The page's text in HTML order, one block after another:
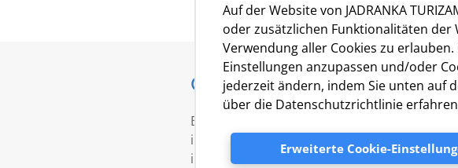
Osor
Eine Stadt aus der Antike, die sich in Zeiten,
intensiv Küstenschifffahrt betrieben wurde,
ihres vor Winden geschützten Hafens und
Auf der Website von JADRANKA
oder zusätzlichen Funktionalitäten der
Verwendung aller Cookies zu
Einstellungen anzupassen und/oder
jederzeit ändern, indem Sie unten auf
über die Datenschutzrichtlinie
Erweiterte Cookie-